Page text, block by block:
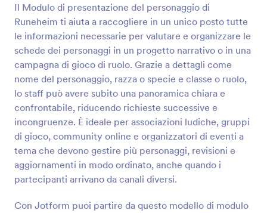
Il Modulo di presentazione del personaggio di
Runeheim ti aiuta a raccogliere in un unico posto tutte
le informazioni necessarie per valutare e organizzare le
schede dei personaggi in un progetto narrativo o in una
campagna di gioco di ruolo. Grazie a dettagli come
nome del personaggio, razza o specie e classe o ruolo,
lo staff può avere subito una panoramica chiara e
confrontabile, riducendo richieste successive e
incongruenze. È ideale per associazioni ludiche, gruppi
di gioco, community online e organizzatori di eventi a
tema che devono gestire più personaggi, revisioni e
aggiornamenti in modo ordinato, anche quando i
partecipanti arrivano da canali diversi.
Con Jotform puoi partire da questo modello di modulo
Anteprima